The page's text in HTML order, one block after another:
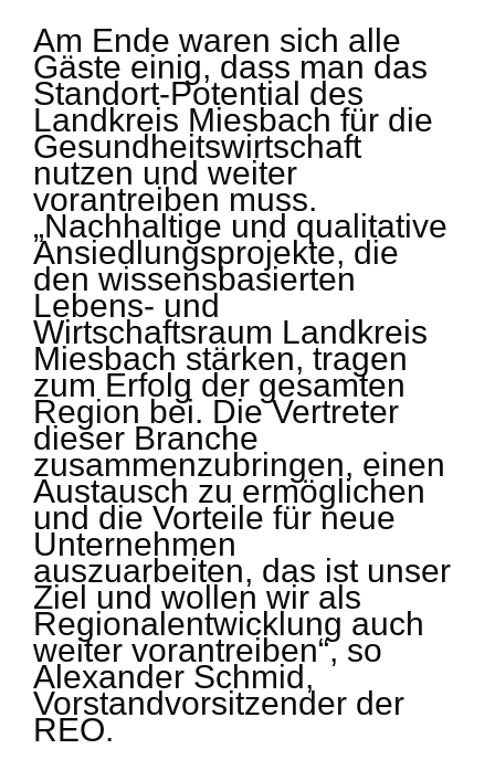
Am Ende waren sich alle
Gäste einig, dass man das
Standort-Potential des
Landkreis Miesbach für die
Gesundheitswirtschaft
nutzen und weiter
vorantreiben muss.
„Nachhaltige und qualitative
Ansiedlungsprojekte, die
den wissensbasierten
Lebens- und
Wirtschaftsraum Landkreis
Miesbach stärken, tragen
zum Erfolg der gesamten
Region bei. Die Vertreter
dieser Branche
zusammenzubringen, einen
Austausch zu ermöglichen
und die Vorteile für neue
Unternehmen
auszuarbeiten, das ist unser
Ziel und wollen wir als
Regionalentwicklung auch
weiter vorantreiben“, so
Alexander Schmid,
Vorstandvorsitzender der
REO.